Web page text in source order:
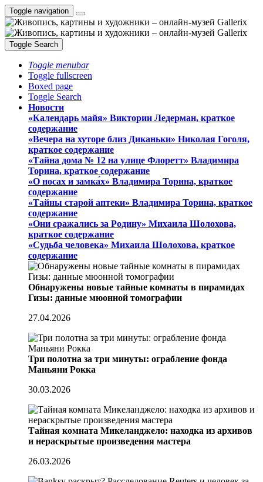
Toggle navigation
Toggle Search
Toggle menubar
Toggle fullscreen
Boxed page
Toggle Search
Новости
«Календарь майя» Виктории Ледерман, краткое
содержание
«Вечера на хуторе близ Диканьки» Николая Гоголя,
краткое содержание
«Тайна дома № 12 на улице Флоретт» Владимира
Торина, краткое содержание
«О носах и замка́х» Владимира Торина, краткое
содержание
«Тайны старой аптеки» Владимира Торина, краткое
содержание
«Они сражались за Родину» Михаила Шолохова,
краткое содержание
«Судьба человека» Михаила Шолохова, краткое
содержание
Обнаружены новые тайные комнаты в пирамидах
Гизы: данные мюонной томографии
27.04.2026
Три полотна за три минуты: ограбление фонда
Маньяни Рокка
30.03.2026
Тайная комната Микеланджело: находка из архивов
и нераскрытые произведения мастера
26.03.2026